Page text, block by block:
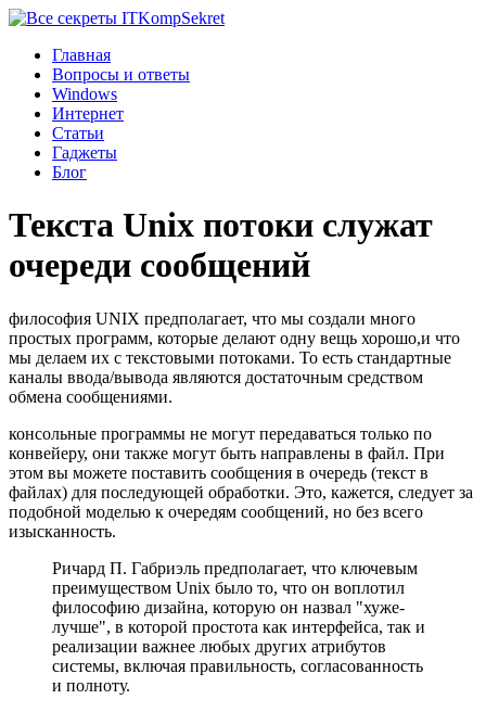
KompSekret
Главная
Вопросы и ответы
Windows
Интернет
Статьи
Гаджеты
Блог
Текста Unix потоки служат
очереди сообщений
философия UNIX предполагает, что мы создали много
простых программ, которые делают одну вещь хорошо,и что
мы делаем их с текстовыми потоками. То есть стандартные
каналы ввода/вывода являются достаточным средством
обмена сообщениями.
консольные программы не могут передаваться только по
конвейеру, они также могут быть направлены в файл. При
этом вы можете поставить сообщения в очередь (текст в
файлах) для последующей обработки. Это, кажется, следует за
подобной моделью к очередям сообщений, но без всего
изысканность.
Ричард П. Габриэль предполагает, что ключевым
преимуществом Unix было то, что он воплотил
философию дизайна, которую он назвал "хуже-
лучше", в которой простота как интерфейса, так и
реализации важнее любых других атрибутов
системы, включая правильность, согласованность
и полноту.